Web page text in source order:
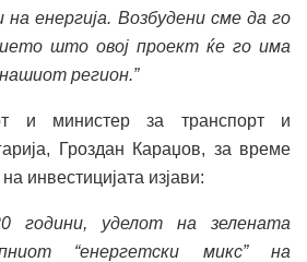
на енергија. Возбудени сме да го
што овој проект ќе го има
регион.”
и министер за транспорт и
Гроздан Караџов, за време
инвестицијата изјави:
години, уделот на зелената
“енергетски микс” на